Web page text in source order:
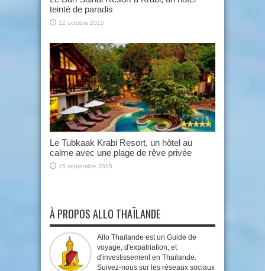
teinté de paradis
12 octobre 2015
Le Tubkaak Krabi Resort, un hôtel au
calme avec une plage de rêve privée
15 septembre 2015
À PROPOS ALLO THAÏLANDE
Allo Thaïlande est un Guide de
voyage, d'expatriation, et
d'investissement en Thaïlande.
Suivez-nous sur les réseaux sociaux